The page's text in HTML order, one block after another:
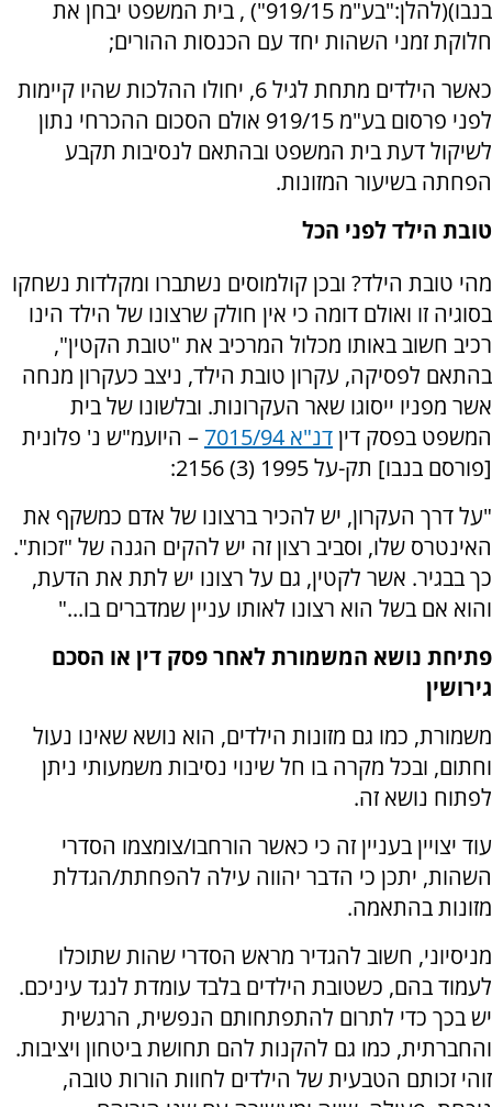
בנבו)(להלן:"בע"מ 919/15") , בית המשפט יבחן את
חלוקת זמני השהות יחד עם הכנסות ההורים;
כאשר הילדים מתחת לגיל 6, יחולו ההלכות שהיו קיימות
לפני פרסום בע"מ 919/15 אולם הסכום ההכרחי נתון
לשיקול דעת בית המשפט ובהתאם לנסיבות תקבע
הפחתה בשיעור המזונות.
טובת הילד לפני הכל
מהי טובת הילד? ובכן קולמוסים נשתברו ומקלדות נשחקו
בסוגיה זו ואולם דומה כי אין חולק שרצונו של הילד הינו
רכיב חשוב באותו מכלול המרכיב את "טובת הקטין",
בהתאם לפסיקה, עקרון טובת הילד, ניצב כעקרון מנחה
אשר מפניו ייסוגו שאר העקרונות. ובלשונו של בית
המשפט בפסק דין דנ"א 7015/94
– היועמ"ש נ' פלונית
[פורסם בנבו] תק-על 1995 (3) 2156:
"על דרך העקרון, יש להכיר ברצונו של אדם כמשקף את
האינטרס שלו, וסביב רצון זה יש להקים הגנה של "זכות".
כך בבגיר. אשר לקטין, גם על רצונו יש לתת את הדעת,
והוא אם בשל הוא רצונו לאותו עניין שמדברים בו..."
פתיחת נושא המשמורת לאחר פסק דין או הסכם
גירושין
משמורת, כמו גם מזונות הילדים, הוא נושא שאינו נעול
וחתום, ובכל מקרה בו חל שינוי נסיבות משמעותי ניתן
לפתוח נושא זה.
עוד יצויין בעניין זה כי כאשר הורחבו/צומצמו הסדרי
השהות, יתכן כי הדבר יהווה עילה להפחתת/הגדלת
מזונות בהתאמה.
מניסיוני, חשוב להגדיר מראש הסדרי שהות שתוכלו
לעמוד בהם, כשטובת הילדים בלבד עומדת לנגד עיניכם.
יש בכך כדי לתרום להתפתחותם הנפשית, הרגשית
והחברתית, כמו גם להקנות להם תחושת ביטחון ויציבות.
זוהי זכותם הטבעית של הילדים לחוות הורות טובה,